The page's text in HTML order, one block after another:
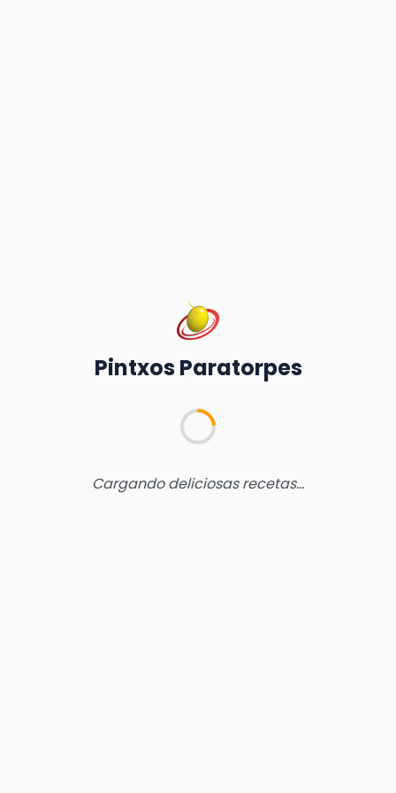
Pintxos Paratorpes
Cargando deliciosas recetas...